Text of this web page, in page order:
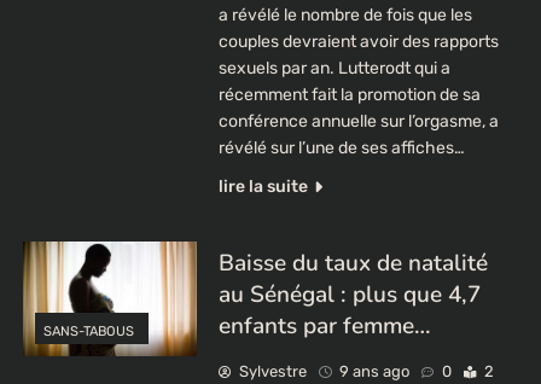
a révélé le nombre de fois que les
couples devraient avoir des rapports
sexuels par an. Lutterodt qui a
récemment fait la promotion de sa
conférence annuelle sur l’orgasme, a
révélé sur l’une de ses affiches…
lire la suite
SANS-TABOUS
Baisse du taux de natalité
au Sénégal : plus que 4,7
enfants par femme…
Sylvestre 9 ans ago 0
2